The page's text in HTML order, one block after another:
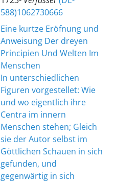
588)1062730666
Eine kurtze Eröfnung und
Anweisung Der dreyen
Principien Und Welten Im
Menschen
In unterschiedlichen
Figuren vorgestellet: Wie
und wo eigentlich ihre
Centra im innern
Menschen stehen; Gleich
sie der Autor selbst im
Göttlichen Schauen in sich
gefunden, und
gegenwärtig in sich